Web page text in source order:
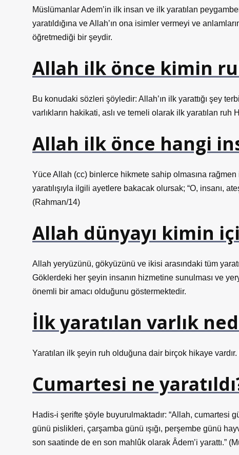
Müslümanlar Adem’in ilk insan ve ilk yaratılan
yaratıldığına ve Allah’ın ona isimler vermeyi ve
öğretmediği bir şeydir.
Allah ilk önce kimin
Bu konudaki sözleri şöyledir: Allah’ın ilk yarattığı şey
varlıkların hakikati, aslı ve temeli olarak ilk yaratılan ruh
Allah ilk önce hangi
Yüce Allah (cc) binlerce hikmete sahip olmasına rağmen
yaratılışıyla ilgili ayetlere bakacak olursak; “O, insanı,
(Rahman/14)
Allah dünyayı kimin
Allah yeryüzünü, gökyüzünü ve ikisi arasındaki tüm
Göklerdeki her şeyin insanın hizmetine sunulması ve
önemli bir amacı olduğunu göstermektedir.
İlk yaratılan varlık
Yaratılan ilk şeyin ruh olduğuna dair birçok hikaye vardır.
Cumartesi ne
Hadis-i şerifte şöyle buyurulmaktadır: “Allah, cumartesi
günü pislikleri, çarşamba günü ışığı, perşembe günü
son saatinde de en son mahlûk olarak Âdem’i yarattı.”